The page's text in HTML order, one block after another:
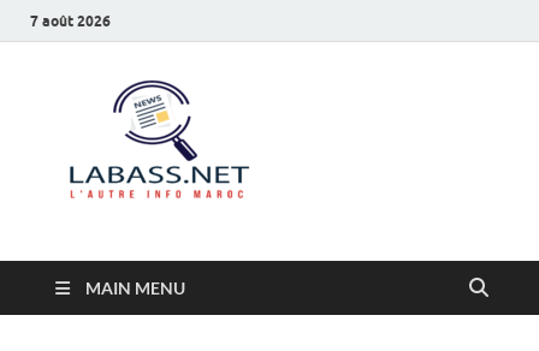
7 août 2026
MAIN MENU